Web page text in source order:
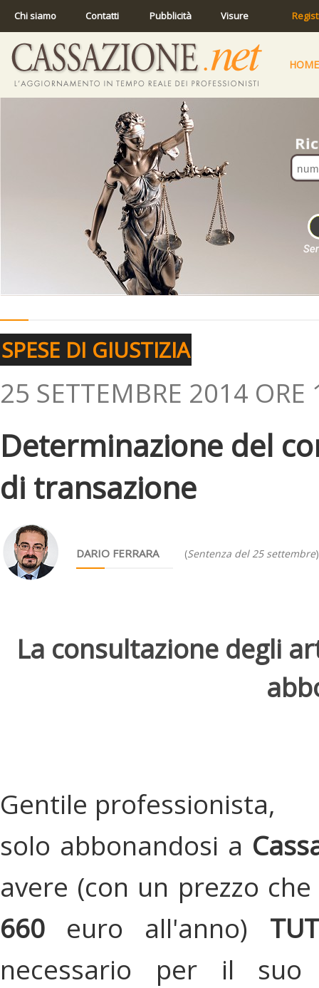
Chi siamo Contatti Pubblicità Visure
HOME
SPESE DI GIUSTIZIA
25 SETTEMBRE 2014 ORE
Determinazione del
di transazione
DARIO FERRARA (Sentenza del 25 settembre)
La consultazione degli
Gentile professionista,
solo abbonandosi a
avere (con un prezzo
660 euro all'anno)
necessario per il suo